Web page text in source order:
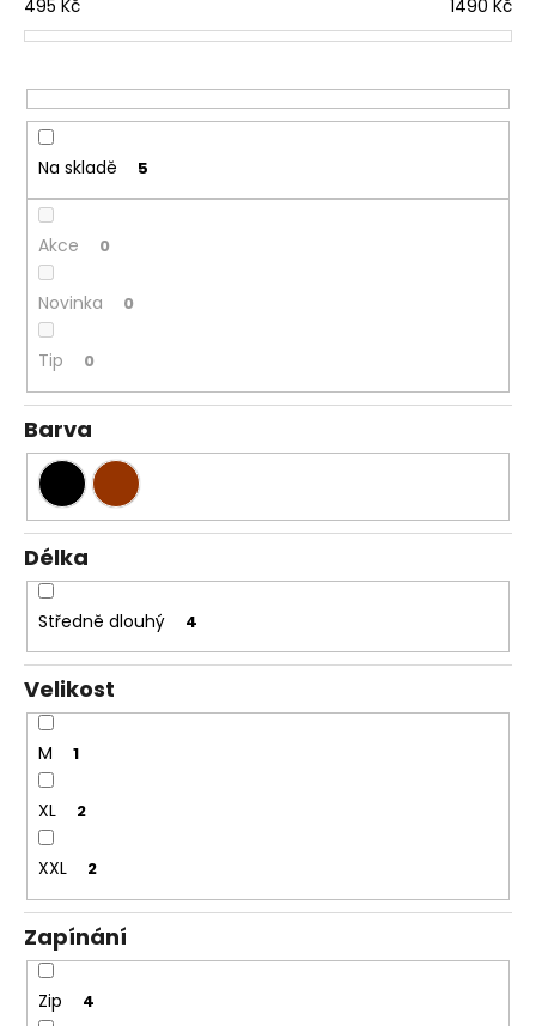
p
o
d
u
k
ů
495 Kč 1490 Kč
Na skladě 5
Akce 0
Novinka 0
Tip 0
Barva
Délka
Středně dlouhý 4
Velikost
M 1
XL 2
XXL 2
Zapínání
Zip 4
n
j
í
?